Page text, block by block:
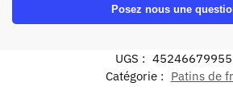
Posez nous une
UGS :
Catégorie : Patins de